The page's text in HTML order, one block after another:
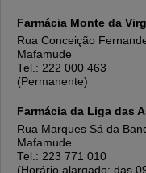
Farmácia Monte da
Rua Conceição
Mafamude
Tel.: 222 000 463
(Permanente)
Farmácia da Liga das
Rua Marques Sá da
Mafamude
Tel.: 223 771 010
(Horário alargado: das